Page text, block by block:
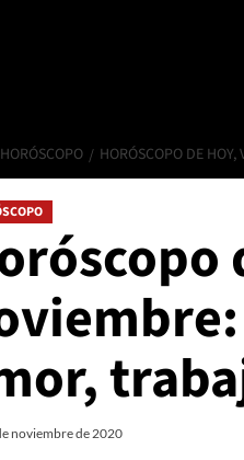
HORÓSCOPO HORÓSCOPO DE
noviembre de 2020